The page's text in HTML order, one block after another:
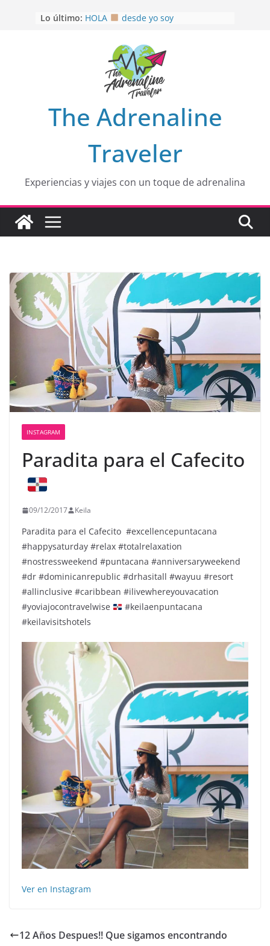
Lo último: MULITO!
Aprovechando que Wen tenía que
EL SENDERO DEL CACAO: Excelente
opción
HOSPEDAJE AL NATURALSHH !!
The Adrenaline
Traveler
Experiencias y viajes con un toque de adrenalina
INSTAGRAM
Paradita para el Cafecito
09/12/2017 Keila
Paradita para el Cafecito #excellencepuntacana
#happysaturday #relax #totalrelaxation
#nostressweekend #puntacana #anniversaryweekend
#dr #dominicanrepublic #drhasitall #wayuu #resort
#allinclusive #caribbean #ilivewhereyouvacation
#yoviajocontravelwise
#keilaenpuntacana
#keilavisitshotels
Ver en Instagram
12 Años Despues!! Que sigamos encontrando